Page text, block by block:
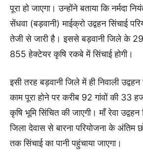
पूरा हो जाएगा। उन्होंने बताया कि नर्मदा
सेंधवा (बड़वानी) माईक्रो उद्वहन सिंचाई
तेजी से जारी है। इससे बड़वानी जिले के 29
855 हेक्टेयर कृषि रकबे में सिंचाई होगी।
इसी तरह बड़वानी जिले में ही निवाली उद्वहन
काम पूरा होने पर करीब 92 गांवों की 33
कृषि भूमि सिंचित की जाएगी। माँ रेवा उद्वहन
जिला देवास से बारना परियोजना के अंतिम
तक सिंचाई का पानी पहुंचाया जाएगा।